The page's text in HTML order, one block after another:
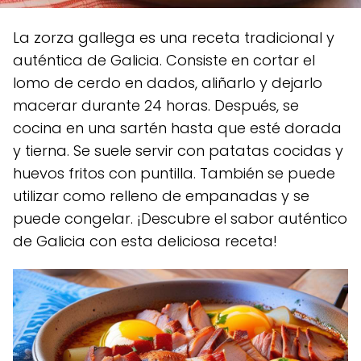
La zorza gallega es una receta tradicional y
auténtica de Galicia. Consiste en cortar el
lomo de cerdo en dados, aliñarlo y dejarlo
macerar durante 24 horas. Después, se
cocina en una sartén hasta que esté dorada
y tierna. Se suele servir con patatas cocidas y
huevos fritos con puntilla. También se puede
utilizar como relleno de empanadas y se
puede congelar. ¡Descubre el sabor auténtico
de Galicia con esta deliciosa receta!